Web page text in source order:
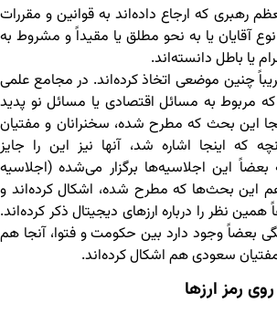
رهبری که ارجاع داده‌اند به قوانین و مقررات
آقایان یا به نحو مطلق یا مقیداً و مشروط به
یا باطل دانسته‌اند.
چنین موضعی اتخاذ کرده‌اند. در مجامع علمی
مربوط به مسائل اقتصادی یا مسائل نو پدید
این بحث که مطرح شده، سخنرانان و مفتیان
که اینجا اشاره شد، آنها نیز این را جایز
بعضاً این اجلاسیه‌ها برگزار می‌شده (اجلاسیه
این بحث‌ها که مطرح شده، اشکال کرده‌اند و
نظر را درباره ارزهای دیجیتال ذکر کرده‌اند.
بعضاً وجود دارد بین حکومت و فتوا، آنجا هم
مفتیان سعودی هم اشکال کرده‌اند.
رمز ارزها